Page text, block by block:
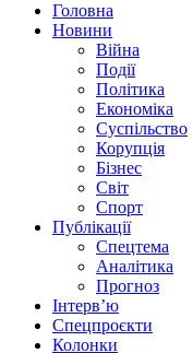
Головна
Новини
Війна
Події
Політика
Економіка
Суспільство
Корупція
Бізнес
Світ
Спорт
Публікації
Спецтема
Аналітика
Прогноз
Інтерв’ю
Спецпроєкти
Колонки